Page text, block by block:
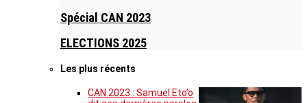
Spécial CAN 2023
ELECTIONS 2025
Les plus récents
CAN 2023 : Samuel Eto’o